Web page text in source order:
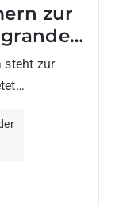
zur
steht zur